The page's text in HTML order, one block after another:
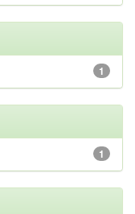
1
1